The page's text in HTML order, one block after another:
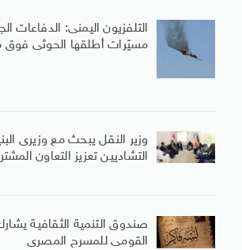
التلفزيون اليمنى: الدفاعات
مسيّرات أطلقها الحوثى فوق
وزير النقل يبحث مع وزيرى
التشاديين تعزيز التعاون
صندوق التنمية الثقافية
القومى للمسرح المصرى